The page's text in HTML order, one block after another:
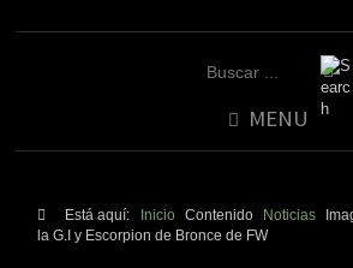
MENU
Está aquí: Inicio Contenido Noticias
la G.I y Escorpion de Bronce de FW